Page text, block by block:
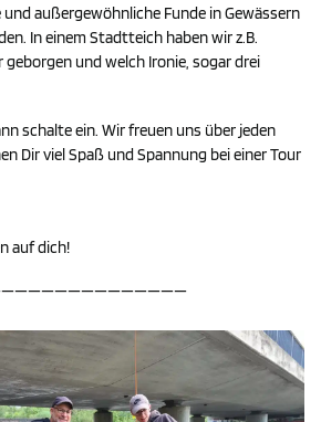
außergewöhnliche Funde in Gewässern
In einem Stadtteich haben wir z.B.
geborgen und welch Ironie, sogar drei
schalte ein. Wir freuen uns über jeden
Dir viel Spaß und Spannung bei einer Tour
auf dich!